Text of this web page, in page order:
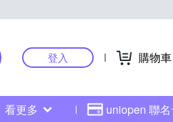
登入 購物車
看更多 uniopen 聯